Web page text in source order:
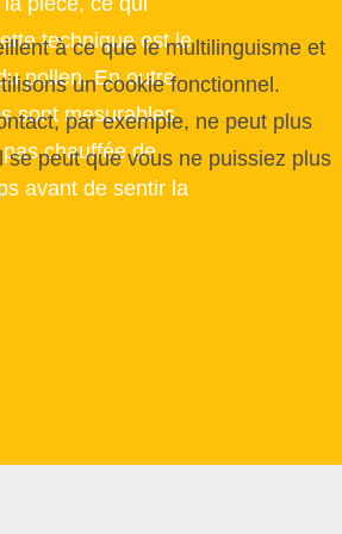
technique est le
pollen. En outre,
sont mesurables
chauffée de
avant de sentir la
à ce que le multilinguisme et
un cookie fonctionnel.
par exemple, ne peut plus
peut que vous ne puissiez plus